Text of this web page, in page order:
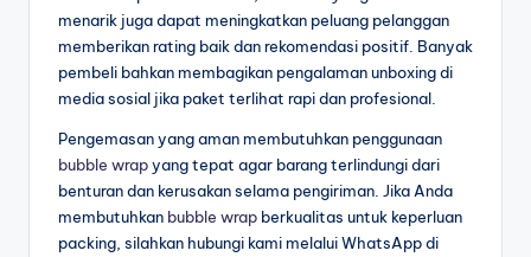
menarik juga dapat meningkatkan peluang pelanggan
memberikan rating baik dan rekomendasi positif. Banyak
pembeli bahkan membagikan pengalaman unboxing di
media sosial jika paket terlihat rapi dan profesional.
Pengemasan yang aman membutuhkan penggunaan
bubble wrapyang tepat agar barang terlindungi dari
benturan dan kerusakan selama pengiriman. Jika Anda
membutuhkan bubble wrap berkualitas untuk keperluan
packing, silahkan hubungi kami melalui WhatsApp di